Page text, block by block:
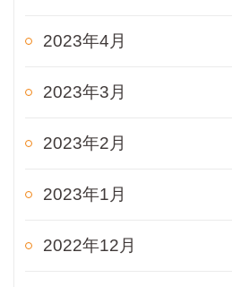
2023年4月
2023年3月
2023年2月
2023年1月
2022年12月